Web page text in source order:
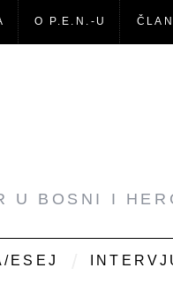
O P.E.N.-U
U BOSNI I
ESEJ